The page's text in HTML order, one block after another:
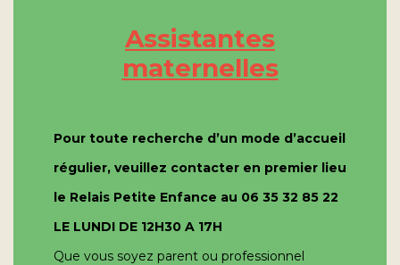
Assistantes
maternelles
Pour toute recherche d’un mode d’accueil
régulier, veuillez contacter en premier lieu
le Relais Petite Enfance au 06 35 32 85 22
LE LUNDI DE 12H30 A 17H
Que vous soyez parent ou professionnel